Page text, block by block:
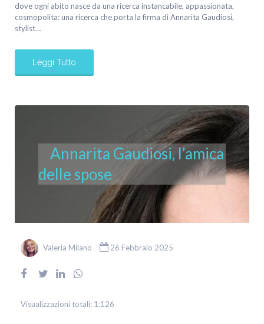
dove ogni abito nasce da una ricerca instancabile, appassionata,
cosmopolita: una ricerca che porta la firma di Annarita Gaudiosi,
stylist…
Leggi Tutto
Annarita Gaudiosi, l’amica
delle spose
Valeria Milano 26 Febbraio 2025
Visualizzazioni totali: 1.126